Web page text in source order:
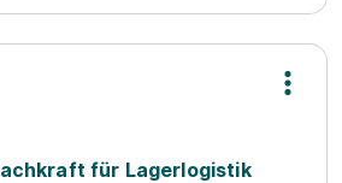
für Lagerlogistik